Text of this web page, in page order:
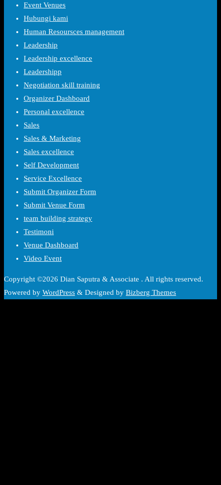
Event Venues
Hubungi kami
Human Resoursces management
Leadership
Leadership excellence
Leadershipp
Negotiation skill training
Organizer Dashboard
Personal excellence
Sales
Sales & Marketing
Sales excellence
Self Development
Service Excellence
Submit Organizer Form
Submit Venue Form
team building strategy
Testimoni
Venue Dashboard
Video Event
Copyright ©2026 Dian Saputra & Associate . All rights reserved.
Powered by WordPress & Designed by Bizberg Themes